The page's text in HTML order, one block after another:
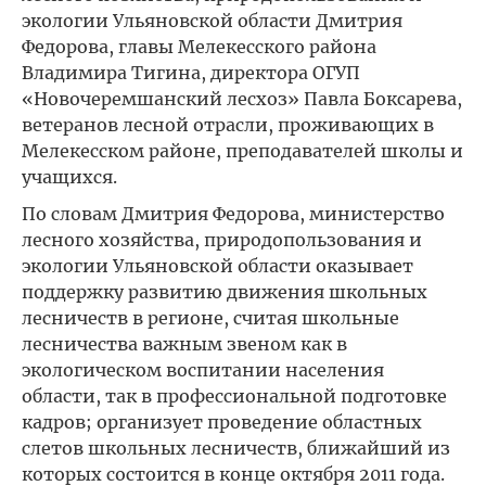
экологии Ульяновской области Дмитрия
Федорова, главы Мелекесского района
Владимира Тигина, директора ОГУП
«Новочеремшанский лесхоз» Павла Боксарева,
ветеранов лесной отрасли, проживающих в
Мелекесском районе, преподавателей школы и
учащихся.
По словам Дмитрия Федорова, министерство
лесного хозяйства, природопользования и
экологии Ульяновской области оказывает
поддержку развитию движения школьных
лесничеств в регионе, считая школьные
лесничества важным звеном как в
экологическом воспитании населения
области, так в профессиональной подготовке
кадров; организует проведение областных
слетов школьных лесничеств, ближайший из
которых состоится в конце октября 2011 года.